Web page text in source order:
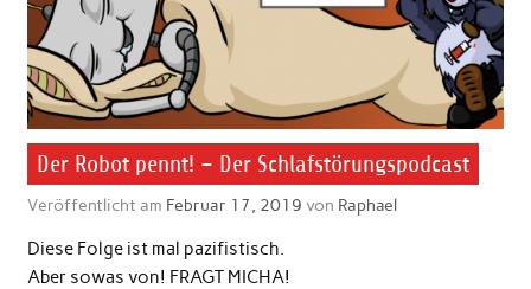
Der Robot pennt! – Der Schlafstörungspodcast
Veröffentlicht am Februar 17, 2019 von Raphael
Diese Folge ist mal pazifistisch.
Aber sowas von! FRAGT MICHA!